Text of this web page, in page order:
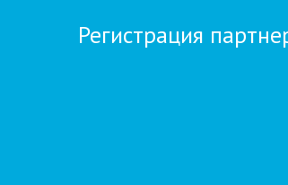
Регистрация